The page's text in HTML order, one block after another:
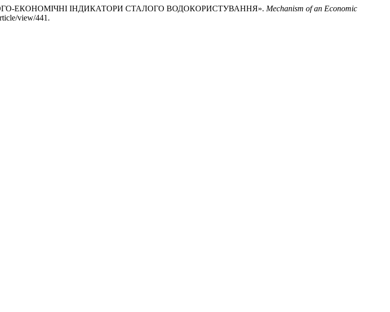
ЕКОНОМІЧНІ ІНДИКАТОРИ СТАЛОГО ВОДОКОРИСТУВАННЯ». Mechanism of an Economic
view/441.